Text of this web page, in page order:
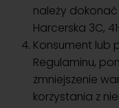
należy
Harcerska 3C,
Konsument lub
Regulaminu,
zmniejszenie
korzystania z